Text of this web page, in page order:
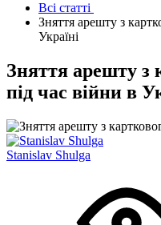
Всі статтi
Зняття арешту з
Україні
Зняття арешту з
під час війни в
Stanislav Shulga